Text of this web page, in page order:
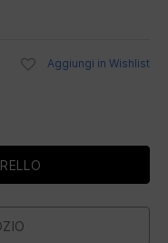
Aggiungi in Wishlist